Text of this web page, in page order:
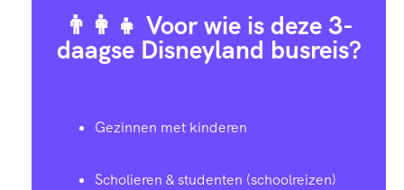
👨‍👩‍👧 Voor wie is deze 3-
daagse Disneyland busreis?
Gezinnen met kinderen
Scholieren & studenten (schoolreizen)